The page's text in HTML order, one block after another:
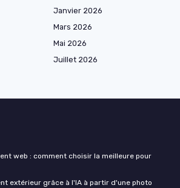
Janvier 2026
Mars 2026
Mai 2026
Juillet 2026
web : comment choisir la meilleure pour
extérieur grâce à l'IA à partir d'une photo